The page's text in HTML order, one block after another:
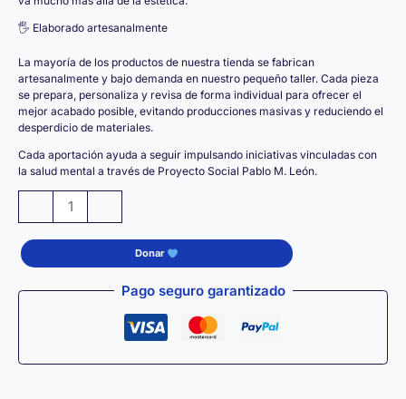
🖐️ Elaborado artesanalmente
La mayoría de los productos de nuestra tienda se fabrican
artesanalmente y bajo demanda en nuestro pequeño taller. Cada pieza
se prepara, personaliza y revisa de forma individual para ofrecer el
mejor acabado posible, evitando producciones masivas y reduciendo el
desperdicio de materiales.
Cada aportación ayuda a seguir impulsando iniciativas vinculadas con
la salud mental a través de Proyecto Social Pablo M. León.
Bag
Premium
THE
UNICORN
Donar
Pago seguro garantizado